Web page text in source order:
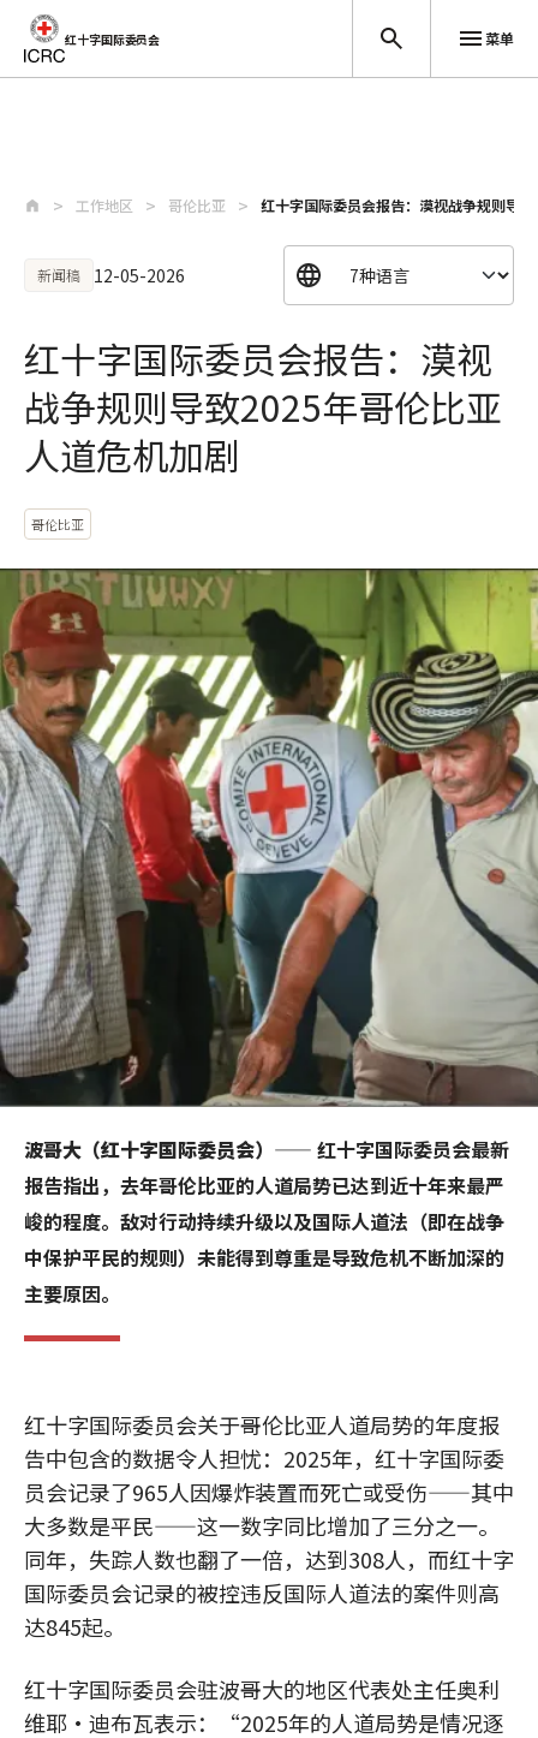
红十字国际委员会 菜单
工作地区 哥伦比亚 红十字国际委员会报告：漠视战争规则导
新闻稿 12-05-2026
红十字国际委员会报告：漠视
战争规则导致2025年哥伦比亚
人道危机加剧
哥伦比亚
波哥大（红十字国际委员会） —— 红十字国际委员会最新
报告指出，去年哥伦比亚的人道局势已达到近十年来最严
峻的程度。敌对行动持续升级以及国际人道法（即在战争
中保护平民的规则）未能得到尊重是导致危机不断加深的
主要原因。
红十字国际委员会关于哥伦比亚人道局势的年度报
告中包含的数据令人担忧：2025年，红十字国际委
员会记录了965人因爆炸装置而死亡或受伤——其中
大多数是平民——这一数字同比增加了三分之一。
同年，失踪人数也翻了一倍，达到308人，而红十字
国际委员会记录的被控违反国际人道法的案件则高
达845起。
红十字国际委员会驻波哥大的地区代表处主任奥利
维耶·迪布瓦表示：“2025年的人道局势是情况逐